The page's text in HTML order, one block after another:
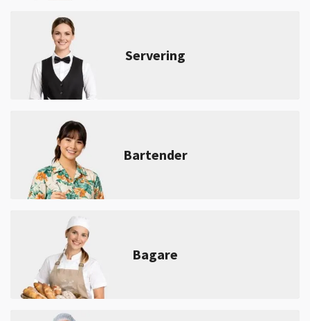
Servering
Bartender
Bagare